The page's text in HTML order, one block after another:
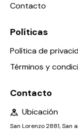
Contacto
Políticas
Política de
Términos y
Contacto
Ubicación
San Lorenzo 2881, San